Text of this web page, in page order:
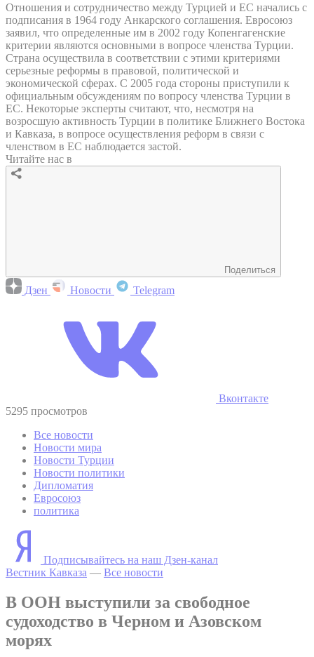
Отношения и сотрудничество между Турцией и ЕС начались с
подписания в 1964 году Анкарского соглашения. Евросоюз
заявил, что определенные им в 2002 году Копенгагенские
критерии являются основными в вопросе членства Турции.
Страна осуществила в соответствии с этими критериями
серьезные реформы в правовой, политической и
экономической сферах. С 2005 года стороны приступили к
официальным обсуждениям по вопросу членства Турции в
ЕС. Некоторые эксперты считают, что, несмотря на
возросшую активность Турции в политике Ближнего Востока
и Кавказа, в вопросе осуществления реформ в связи с
членством в ЕС наблюдается застой.
Читайте нас в
Поделиться
Дзен Новости Telegram
Вконтакте
5295 просмотров
Все новости
Новости мира
Новости Турции
Новости политики
Дипломатия
Евросоюз
политика
Подписывайтесь на наш Дзен-канал
Вестник Кавказа — Все новости
В ООН выступили за свободное
судоходство в Черном и Азовском
морях